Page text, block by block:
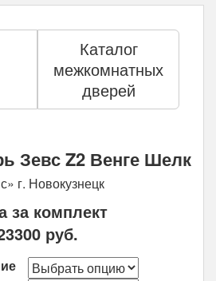
Каталог
межкомнатных
дверей
Зевс Z2 Венге Шелк
г. Новокузнецк
за комплект
руб.